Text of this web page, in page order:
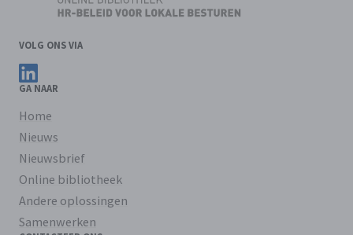
VOLG ONS VIA
Volg ons op LinkedIn
GA NAAR
Home
Nieuws
Nieuwsbrief
Online bibliotheek
Andere oplossingen
Samenwerken